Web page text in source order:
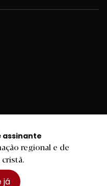
assinante
regional e de
já